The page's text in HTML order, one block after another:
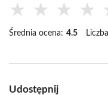
★ ★ ★ ★
Średnia ocena: 4.5
Udostępnij